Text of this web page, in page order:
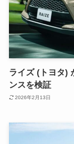
ライズ (トヨタ)
ンスを検証
2026年2月13日